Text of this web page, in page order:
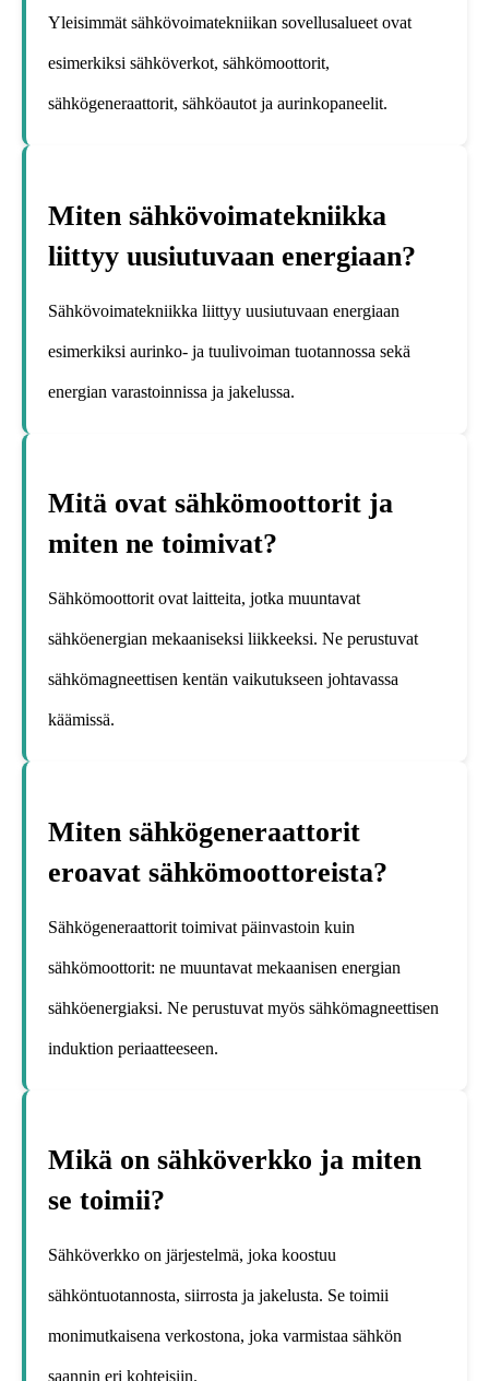
Yleisimmät sähkövoimatekniikan sovellusalueet ovat
esimerkiksi sähköverkot, sähkömoottorit,
sähkögeneraattorit, sähköautot ja aurinkopaneelit.
Miten sähkövoimatekniikka
liittyy uusiutuvaan energiaan?
Sähkövoimatekniikka liittyy uusiutuvaan energiaan
esimerkiksi aurinko- ja tuulivoiman tuotannossa sekä
energian varastoinnissa ja jakelussa.
Mitä ovat sähkömoottorit ja
miten ne toimivat?
Sähkömoottorit ovat laitteita, jotka muuntavat
sähköenergian mekaaniseksi liikkeeksi. Ne perustuvat
sähkömagneettisen kentän vaikutukseen johtavassa
käämissä.
Miten sähkögeneraattorit
eroavat sähkömoottoreista?
Sähkögeneraattorit toimivat päinvastoin kuin
sähkömoottorit: ne muuntavat mekaanisen energian
sähköenergiaksi. Ne perustuvat myös sähkömagneettisen
induktion periaatteeseen.
Mikä on sähköverkko ja miten
se toimii?
Sähköverkko on järjestelmä, joka koostuu
sähköntuotannosta, siirrosta ja jakelusta. Se toimii
monimutkaisena verkostona, joka varmistaa sähkön
saannin eri kohteisiin.